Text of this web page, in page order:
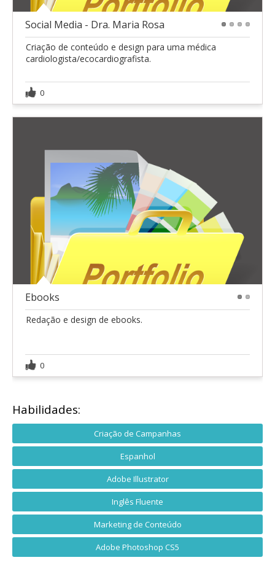
Social Media - Dra. Maria Rosa
Criação de conteúdo e design para uma médica
cardiologista/ecocardiografista.
0
Ebooks
Redação e design de ebooks.
0
Habilidades:
Criação de Campanhas
Espanhol
Adobe Illustrator
Inglês Fluente
Marketing de Conteúdo
Adobe Photoshop CS5